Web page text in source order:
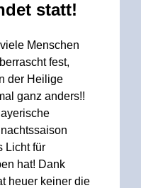
statt!
Menschen
fest,
der Heilige
ganz anders!!
Licht für
hat! Dank
heuer keiner die